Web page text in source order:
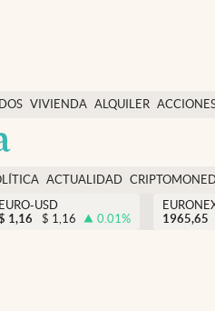
VIVIENDA ALQUILER
USA
ACTUALIDAD
EURO-USD
1,16 $ 1,16 0.01%
1965,65